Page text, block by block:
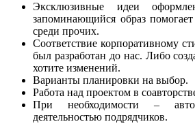
Эксклюзивные идеи
запоминающийся образ
среди прочих.
Соответствие корпоративному
был разработан до нас. Либо
хотите изменений.
Варианты планировки на выбор.
Работа над проектом в
При необходимости –
деятельностью подрядчиков.